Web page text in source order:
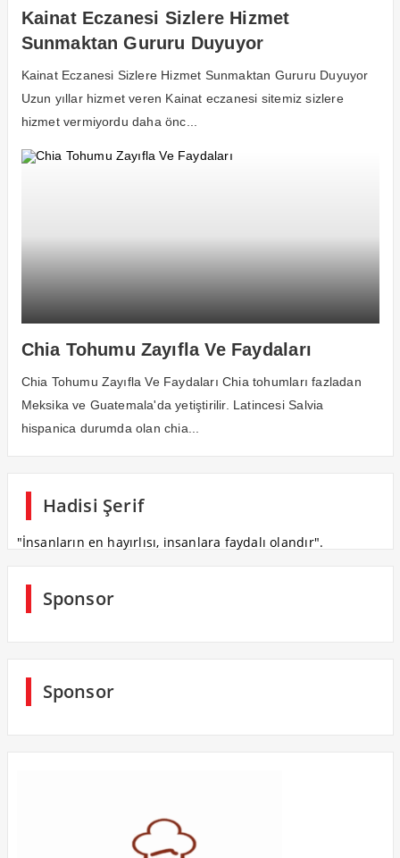
Kainat Eczanesi Sizlere Hizmet
Sunmaktan Gururu Duyuyor
Kainat Eczanesi Sizlere Hizmet Sunmaktan Gururu Duyuyor
Uzun yıllar hizmet veren Kainat eczanesi sitemiz sizlere
hizmet vermiyordu daha önc...
Chia Tohumu Zayıfla Ve Faydaları
Chia Tohumu Zayıfla Ve Faydaları Chia tohumları fazladan
Meksika ve Guatemala'da yetiştirilir. Latincesi Salvia
hispanica durumda olan chia...
Hadisi Şerif
"İnsanların en hayırlısı, insanlara faydalı olandır".
Sponsor
Sponsor